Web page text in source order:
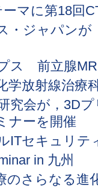
ーマに第18回
・ジャパンが
ス 前立腺
学放射線治療
究会が，3D
ナーを開催
ITセキュリテ
in 九州
のさらなる進